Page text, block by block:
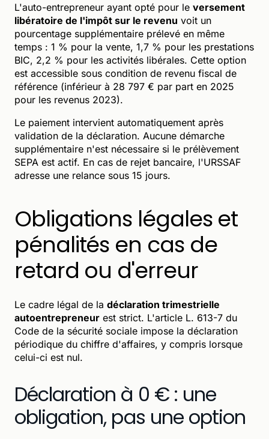
L'auto-entrepreneur ayant opté pour le versement
libératoire de l'impôt sur le revenu voit un
pourcentage supplémentaire prélevé en même
temps : 1 % pour la vente, 1,7 % pour les prestations
BIC, 2,2 % pour les activités libérales. Cette option
est accessible sous condition de revenu fiscal de
référence (inférieur à 28 797 € par part en 2025
pour les revenus 2023).
Le paiement intervient automatiquement après
validation de la déclaration. Aucune démarche
supplémentaire n'est nécessaire si le prélèvement
SEPA est actif. En cas de rejet bancaire, l'URSSAF
adresse une relance sous 15 jours.
Obligations légales et
pénalités en cas de
retard ou d'erreur
Le cadre légal de la déclaration trimestrielle
autoentrepreneur est strict. L'article L. 613-7 du
Code de la sécurité sociale impose la déclaration
périodique du chiffre d'affaires, y compris lorsque
celui-ci est nul.
Déclaration à 0 € : une
obligation, pas une option